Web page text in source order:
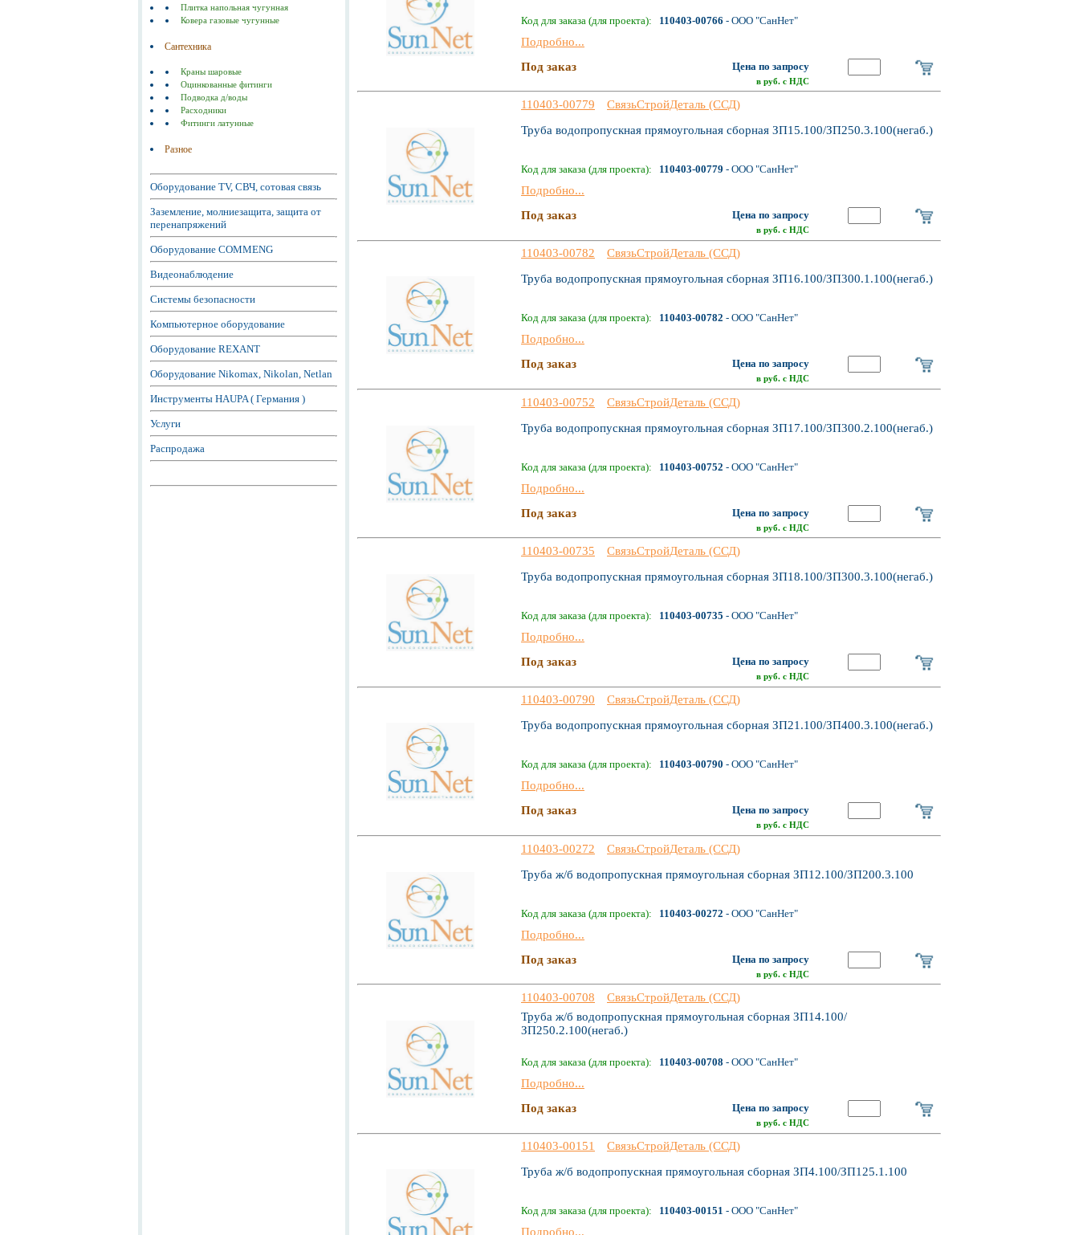
Плитка напольная чугунная
Ковера газовые чугунные
Сантехника
Краны шаровые
Оцинкованные фитинги
Подводка д/воды
Расходники
Фитинги латунные
Разное
Оборудование TV, СВЧ, сотовая связь
Заземление, молниезащита, защита от
перенапряжений
Оборудование COMMENG
Видеонаблюдение
Системы безопасности
Компьютерное оборудование
Оборудование REXANT
Оборудование Nikomax, Nikolan, Netlan
Инструменты HAUPA ( Германия )
Услуги
Распродажа
Код для заказа (для проекта): 110403-00766 - ООО "СанНет"
Подробно...
Под заказ
Цена по запросу
в руб. с НДС
110403-00779
СвязьСтройДеталь (ССД)
Труба водопропускная прямоугольная сборная ЗП15.100/ЗП250.3.100(негаб.)
Код для заказа (для проекта): 110403-00779 - ООО "СанНет"
Подробно...
Под заказ
Цена по запросу
в руб. с НДС
110403-00782
СвязьСтройДеталь (ССД)
Труба водопропускная прямоугольная сборная ЗП16.100/ЗП300.1.100(негаб.)
Код для заказа (для проекта): 110403-00782 - ООО "СанНет"
Подробно...
Под заказ
Цена по запросу
в руб. с НДС
110403-00752
СвязьСтройДеталь (ССД)
Труба водопропускная прямоугольная сборная ЗП17.100/ЗП300.2.100(негаб.)
Код для заказа (для проекта): 110403-00752 - ООО "СанНет"
Подробно...
Под заказ
Цена по запросу
в руб. с НДС
110403-00735
СвязьСтройДеталь (ССД)
Труба водопропускная прямоугольная сборная ЗП18.100/ЗП300.3.100(негаб.)
Код для заказа (для проекта): 110403-00735 - ООО "СанНет"
Подробно...
Под заказ
Цена по запросу
в руб. с НДС
110403-00790
СвязьСтройДеталь (ССД)
Труба водопропускная прямоугольная сборная ЗП21.100/ЗП400.3.100(негаб.)
Код для заказа (для проекта): 110403-00790 - ООО "СанНет"
Подробно...
Под заказ
Цена по запросу
в руб. с НДС
110403-00272
СвязьСтройДеталь (ССД)
Труба ж/б водопропускная прямоугольная сборная ЗП12.100/ЗП200.3.100
Код для заказа (для проекта): 110403-00272 - ООО "СанНет"
Подробно...
Под заказ
Цена по запросу
в руб. с НДС
110403-00708
СвязьСтройДеталь (ССД)
Труба ж/б водопропускная прямоугольная сборная ЗП14.100/
ЗП250.2.100(негаб.)
Код для заказа (для проекта): 110403-00708 - ООО "СанНет"
Подробно...
Под заказ
Цена по запросу
в руб. с НДС
110403-00151
СвязьСтройДеталь (ССД)
Труба ж/б водопропускная прямоугольная сборная ЗП4.100/ЗП125.1.100
Код для заказа (для проекта): 110403-00151 - ООО "СанНет"
Подробно...